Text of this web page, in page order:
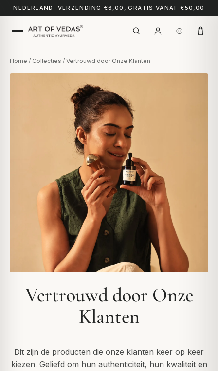
NEDERLAND: VERZENDING €6,00, GRATIS VANAF €50,00
Home / Collecties / Vertrouwd door Onze Klanten
Vertrouwd door Onze
Klanten
Dit zijn de producten die onze klanten keer op keer
kiezen. Geliefd om hun authenticiteit, hun kwaliteit en